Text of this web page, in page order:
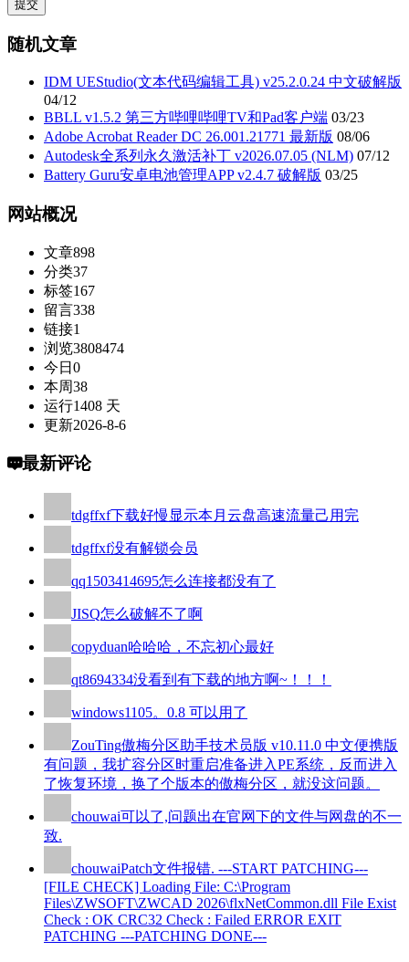
随机文章
IDM UEStudio(文本代码编辑工具) v25.2.0.24 中文破解版
04/12
BBLL v1.5.2 第三方哔哩哔哩TV和Pad客户端 03/23
Adobe Acrobat Reader DC 26.001.21771 最新版 08/06
Autodesk全系列永久激活补丁 v2026.07.05 (NLM) 07/12
Battery Guru安卓电池管理APP v2.4.7 破解版 03/25
网站概况
文章898
分类37
标签167
留言338
链接1
浏览3808474
今日 0
本周38
运行1408 天
更新2026-8-6
最新评论
tdgffxf下载好慢显示本月云盘高速流量己用完
tdgffxf没有解锁会员
qq1503414695怎么连接都没有了
JISQ怎么破解不了啊
copyduan哈哈哈，不忘初心最好
qt8694334没看到有下载的地方啊~！！！
windows1105。0.8 可以用了
ZouTing傲梅分区助手技术员版 v10.11.0 中文便携版
有问题，我扩容分区时重启准备进入PE系统，反而进入
了恢复环境，换了个版本的傲梅分区，就没这问题。
chouwai可以了,问题出在官网下的文件与网盘的不一
致.
chouwaiPatch文件报错. ---START PATCHING---
[FILE CHECK] Loading File: C:\Program
Files\ZWSOFT\ZWCAD 2026\flxNetCommon.dll File Exist
Check : OK CRC32 Check : Failed ERROR EXIT
PATCHING ---PATCHING DONE---